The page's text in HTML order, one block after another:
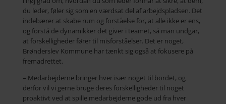
du leder, føler sig som en værdsat del af arbejdspladsen. Det
indebærer at skabe rum og forståelse for, at alle ikke er ens,
og forstå de dynamikker det giver i teamet, så man undgår,
at forskelligheder fører til misforståelser. Det er noget,
Brønderslev Kommune har tænkt sig også at fokusere på
fremadrettet.
– Medarbejderne bringer hver især noget til bordet, og
derfor vil vi gerne bruge deres forskelligheder til noget
proaktivt ved at spille medarbejderne gode ud fra hver